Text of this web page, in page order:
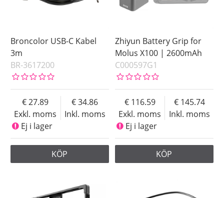
Broncolor USB-C Kabel
3m
BR-3617200
Exkl. moms
27.89
Inkl. moms
34.86
Ej i lager
KÖP
Zhiyun Battery Grip for
Molus X100 | 2600mAh
C000597G1
Exkl. moms
116.59
Inkl. moms
145.74
Ej i lager
KÖP